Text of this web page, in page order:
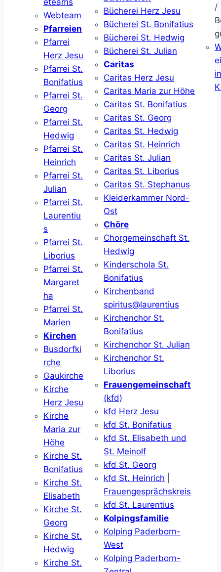
eteams
Webteam
Pfarreien
Pfarrei
Herz Jesu
Pfarrei St.
Bonifatius
Pfarrei St.
Georg
Pfarrei St.
Hedwig
Pfarrei St.
Heinrich
Pfarrei St.
Julian
Pfarrei St.
Laurentiu
s
Pfarrei St.
Liborius
Pfarrei St.
Margaret
ha
Pfarrei St.
Marien
Kirchen
Busdorfki
rche
Gaukirche
Kirche
Herz Jesu
Kirche
Maria zur
Höhe
Kirche St.
Bonifatius
Kirche St.
Elisabeth
Kirche St.
Georg
Kirche St.
Hedwig
Kirche St.
Bücherei Herz Jesu
Bücherei St. Bonifatius
Bücherei St. Hedwig
Bücherei St. Julian
Caritas
Caritas Herz Jesu
Caritas Maria zur Höhe
Caritas St. Bonifatius
Caritas St. Georg
Caritas St. Hedwig
Caritas St. Heinrich
Caritas St. Julian
Caritas St. Liborius
Caritas St. Stephanus
Kleiderkammer Nord-
Ost
Chöre
Chorgemeinschaft St.
Hedwig
Kinderschola St.
Bonifatius
Kirchenband
spiritus@laurentius
Kirchenchor St.
Bonifatius
Kirchenchor St. Julian
Kirchenchor St.
Liborius
Frauengemeinschaft
(kfd)
kfd Herz Jesu
kfd St. Bonifatius
kfd St. Elisabeth und
St. Meinolf
kfd St. Georg
kfd St. Heinrich
Frauengesprächskreis
kfd St. Laurentius
Kolpingsfamilie
Kolping Paderborn-
West
Kolping Paderborn-
/